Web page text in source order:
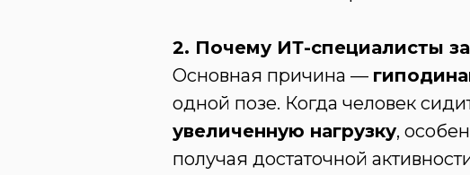
2. Почему ИТ-специалисты
Основная причина —
одной позе. Когда человек
увеличенную нагрузку,
получая достаточной